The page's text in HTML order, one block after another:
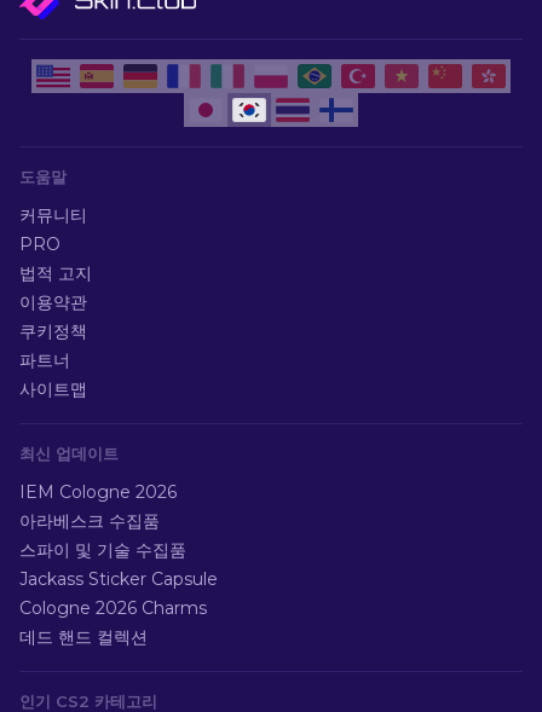
도움말
커뮤니티
PRO
법적 고지
이용약관
쿠키정책
파트너
사이트맵
최신 업데이트
IEM Cologne 2026
아라베스크 수집품
스파이 및 기술 수집품
Jackass Sticker Capsule
Cologne 2026 Charms
데드 핸드 컬렉션
인기 CS2 카테고리